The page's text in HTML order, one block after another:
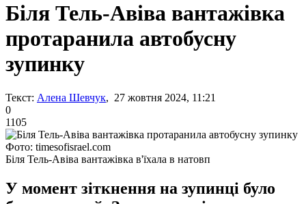
Біля Тель-Авіва вантажівка
протаранила автобусну
зупинку
Текст: Алена Шевчук, 27 жовтня 2024, 11:21
0
1105
Фото: timesofisrael.com
Біля Тель-Авіва вантажівка в'їхала в натовп
У момент зіткнення на зупинці було